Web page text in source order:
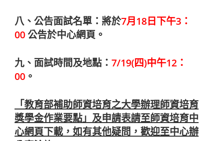
八、公告面試名單：將於7月18日下午3：
00公告於中心網頁。
九、面試時間及地點： 7/19(四)中午12：
00 。
「教育部補助師資培育之大學辦理師資培育
獎學金作業要點」及申請表請至師資培育中
心網頁下載，如有其他疑問，歡迎至中心辦